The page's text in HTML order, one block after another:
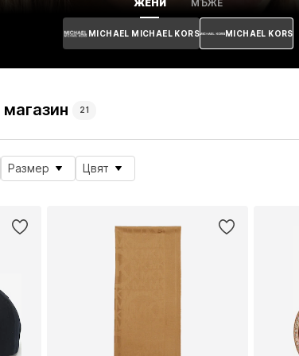
ЖЕНИ МЪЖЕ
MICHAEL MICHAEL KORS MICHAEL KORS
21
Размер Цвят